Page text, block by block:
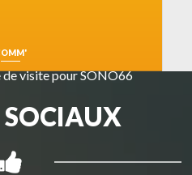
visite pour SONO66